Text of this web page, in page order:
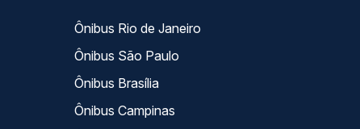
Ônibus Rio de Janeiro
Ônibus São Paulo
Ônibus Brasília
Ônibus Campinas